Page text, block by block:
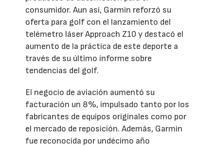
consumidor. Aun así, Garmin reforzó su
oferta para golf con el lanzamiento del
telémetro láser Approach Z10 y destacó el
aumento de la práctica de este deporte a
través de su último informe sobre
tendencias del golf.
El negocio de aviación aumentó su
facturación un 8%, impulsado tanto por los
fabricantes de equipos originales como por
el mercado de reposición. Además, Garmin
fue reconocida por undécimo año